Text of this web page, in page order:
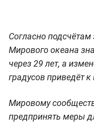
Согласно подсчётам
Мирового океана
через 29 лет, а
градусов приведёт
Мировому
предпринять меры